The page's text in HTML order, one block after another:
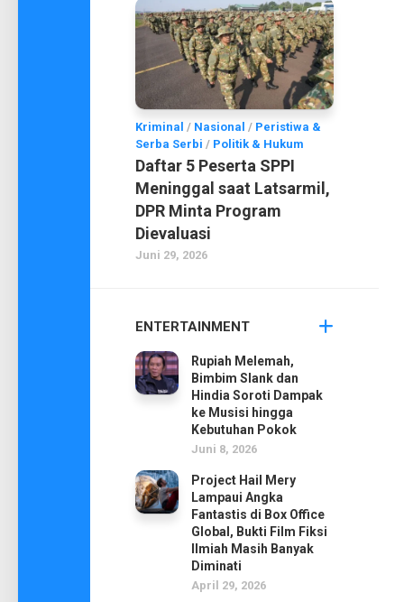
Kriminal / Nasional / Peristiwa &
Serba Serbi / Politik & Hukum
Daftar 5 Peserta SPPI
Meninggal saat Latsarmil,
DPR Minta Program
Dievaluasi
Juni 29, 2026
ENTERTAINMENT
Rupiah Melemah,
Bimbim Slank dan
Hindia Soroti Dampak
ke Musisi hingga
Kebutuhan Pokok
Juni 8, 2026
Project Hail Mery
Lampaui Angka
Fantastis di Box Office
Global, Bukti Film Fiksi
Ilmiah Masih Banyak
Diminati
April 29, 2026